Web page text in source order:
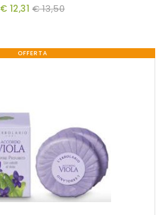
€ 12,31 € 13,50
OFFERTA